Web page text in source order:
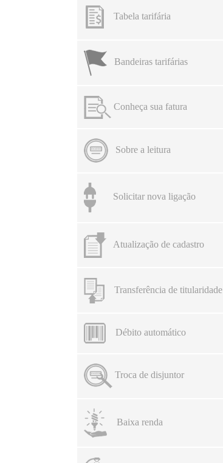
Tabela tarifária
Bandeiras tarifárias
Conheça sua fatura
Sobre a leitura
Solicitar nova ligação
Atualização de cadastro
Transferência de titularidade
Débito automático
Troca de disjuntor
Baixa renda